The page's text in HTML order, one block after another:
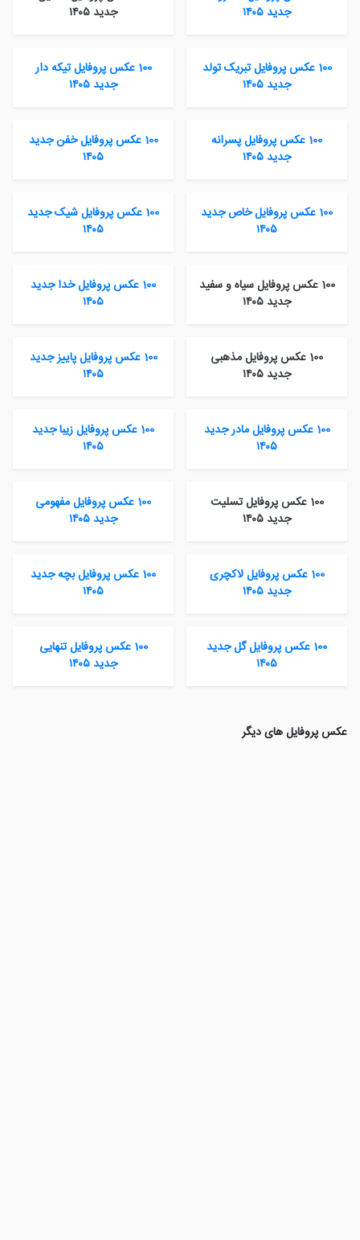
جدید ۱۴۰۵
جدید ۱۴۰۵
100 عکس پروفایل تبریک تولد
جدید ۱۴۰۵
100 عکس پروفایل تیکه دار
جدید ۱۴۰۵
100 عکس پروفایل پسرانه
جدید ۱۴۰۵
100 عکس پروفایل خفن جدید
۱۴۰۵
100 عکس پروفایل خاص جدید
۱۴۰۵
100 عکس پروفایل شیک جدید
۱۴۰۵
100 عکس پروفایل سیاه و سفید
جدید ۱۴۰۵
100 عکس پروفایل خدا جدید
۱۴۰۵
100 عکس پروفایل مذهبی
جدید ۱۴۰۵
100 عکس پروفایل پاییز جدید
۱۴۰۵
100 عکس پروفایل مادر جدید
۱۴۰۵
100 عکس پروفایل زیبا جدید
۱۴۰۵
100 عکس پروفایل تسلیت
جدید ۱۴۰۵
100 عکس پروفایل مفهومی
جدید ۱۴۰۵
100 عکس پروفایل لاکچری
جدید ۱۴۰۵
100 عکس پروفایل بچه جدید
۱۴۰۵
100 عکس پروفایل گل جدید
۱۴۰۵
100 عکس پروفایل تنهایی
جدید ۱۴۰۵
عکس پروفایل های دیگر